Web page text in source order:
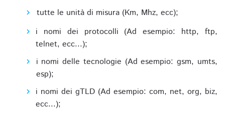
tutte le unità di misura (Km, Mhz, ecc);
i nomi dei protocolli (Ad esempio: http, ftp,
telnet, ecc...);
i nomi delle tecnologie (Ad esempio: gsm, umts,
esp);
i nomi dei gTLD (Ad esempio: com, net, org, biz,
ecc...);